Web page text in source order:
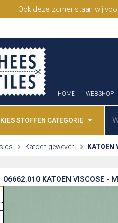
Ook deze zomer staan wij
HOME WEBSHOP
KIES STOFFEN CATEGORIE
Katoen geweven KATOEN
KATOEN VISCOSE -
06662.010
28
29
30